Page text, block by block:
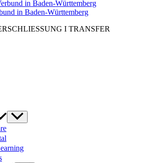
in Baden-Württemberg
I TRANSFER